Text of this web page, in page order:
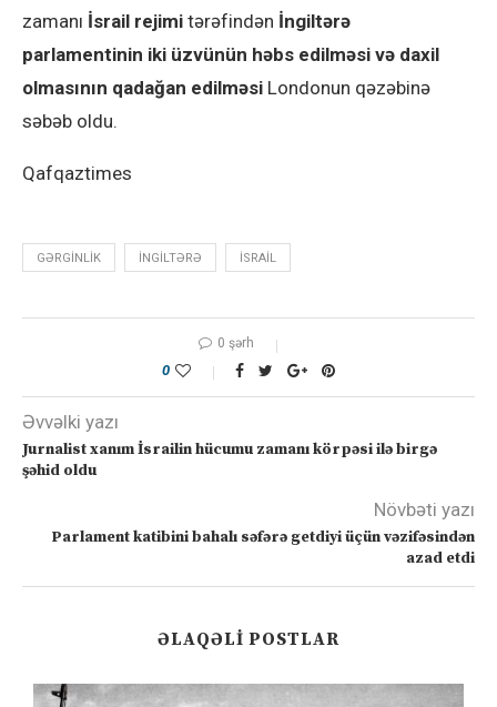
zamanı İsrail rejimi tərəfindən İngiltərə
parlamentinin iki üzvünün həbs edilməsi və daxil
olmasının qadağan edilməsi Londonun qəzəbinə
səbəb oldu.
Qafqaztimes
GƏRGINLIK İNGILTƏRƏ İSRAIL
0 şərh
0
Əvvəlki yazı
Jurnalist xanım İsrailin hücumu zamanı körpəsi ilə birgə
şəhid oldu
Növbəti yazı
Parlament katibini bahalı səfərə getdiyi üçün vəzifəsindən
azad etdi
ƏLAQƏLI POSTLAR